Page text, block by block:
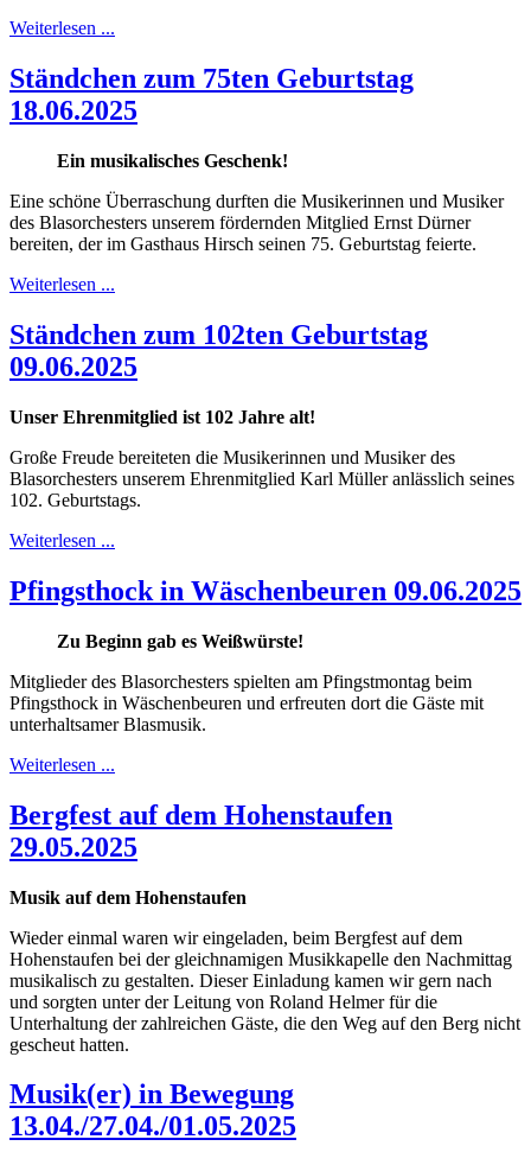
Weiterlesen ...
Ständchen zum 75ten Geburtstag
18.06.2025
Ein musikalisches Geschenk!
Eine schöne Überraschung durften die Musikerinnen und Musiker
des Blasorchesters unserem fördernden Mitglied Ernst Dürner
bereiten, der im Gasthaus Hirsch seinen 75. Geburtstag feierte.
Weiterlesen ...
Ständchen zum 102ten Geburtstag
09.06.2025
Unser Ehrenmitglied ist 102 Jahre alt!
Große Freude bereiteten die Musikerinnen und Musiker des
Blasorchesters unserem Ehrenmitglied Karl Müller anlässlich seines
102. Geburtstags.
Weiterlesen ...
Pfingsthock in Wäschenbeuren 09.06.2025
Zu Beginn gab es Weißwürste!
Mitglieder des Blasorchesters spielten am Pfingstmontag beim
Pfingsthock in Wäschenbeuren und erfreuten dort die Gäste mit
unterhaltsamer Blasmusik.
Weiterlesen ...
Bergfest auf dem Hohenstaufen
29.05.2025
Musik auf dem Hohenstaufen
Wieder einmal waren wir eingeladen, beim Bergfest auf dem
Hohenstaufen bei der gleichnamigen Musikkapelle den Nachmittag
musikalisch zu gestalten. Dieser Einladung kamen wir gern nach
und sorgten unter der Leitung von Roland Helmer für die
Unterhaltung der zahlreichen Gäste, die den Weg auf den Berg nicht
gescheut hatten.
Musik(er) in Bewegung
13.04./27.04./01.05.2025